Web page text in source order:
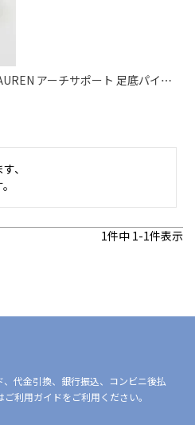
アーチサポート 足底パイル
、
1件中 1-1件表示
代金引換、銀行振込、コンビニ後払
利用ガイドをご利用ください。